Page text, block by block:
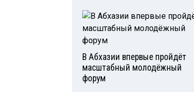
В Абхазии впервые пройдёт
масштабный молодёжный
форум